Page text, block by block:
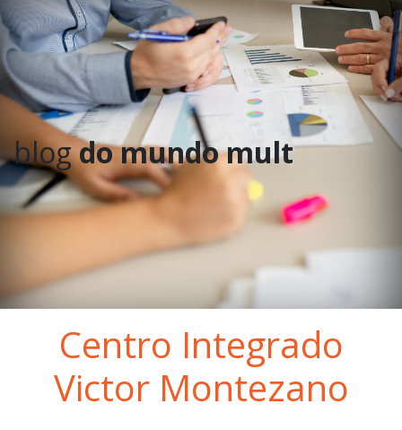
blogdo mundo mult
Centro Integrado
Victor Montezano